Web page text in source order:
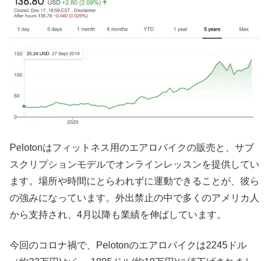
Pelotonはフィットネス用のエアロバイクの販売と、サブ
スクリプションモデルでオンラインレッスンを提供してい
ます。場所や時間にとらわれずに運動できることが、彼ら
の強みになっています。外出禁止の中で多くのアメリカ人
から支持され、4月以降も業績を伸ばしています。
今回のコロナ禍で、Pelotonのエアロバイクは2245ドル